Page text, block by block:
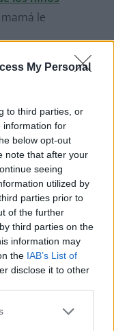
My Personal
to third parties, or
information for
below opt-out
note that after your
seeing
utilized by
parties prior to
of the further
third parties on the
information may
the IAB’s List of
disclose it to other
le
Padre
del Padre,
a papá en su
con fotos,
puedes
sorprendente!
papel